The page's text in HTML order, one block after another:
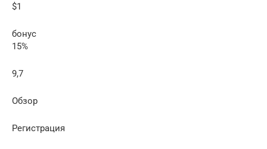
$1
бонус
15%
9,7
Обзор
Регистрация